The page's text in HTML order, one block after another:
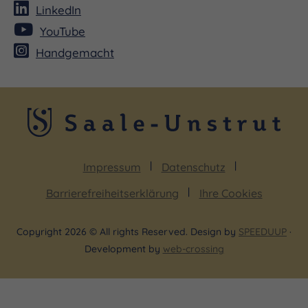
LinkedIn
YouTube
Handgemacht
Impressum
Datenschutz
Barrierefreiheitserklärung
Ihre Cookies
Copyright 2026 © All rights Reserved. Design by SPEEDUUP ·
Development by web-crossing